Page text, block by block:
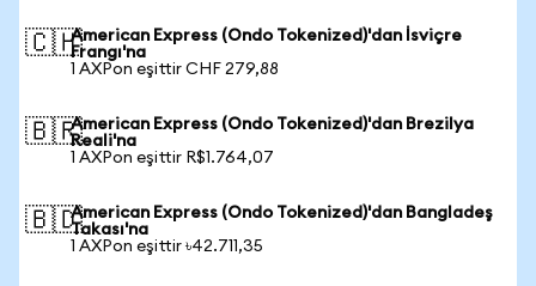
🇨🇭American Express (Ondo Tokenized)'dan İsviçre
Frangı'na
1 AXPon eşittir CHF 279,88
🇧🇷American Express (Ondo Tokenized)'dan Brezilya
Reali'na
1 AXPon eşittir R$1.764,07
🇧🇩American Express (Ondo Tokenized)'dan Bangladeş
Takası'na
1 AXPon eşittir ৳42.711,35